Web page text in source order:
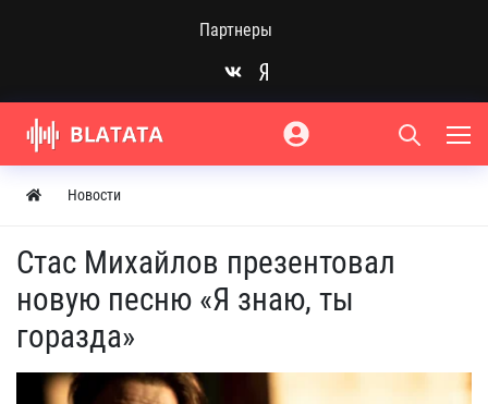
Партнеры
Новости
Стас Михайлов презентовал
новую песню «Я знаю, ты
горазда»